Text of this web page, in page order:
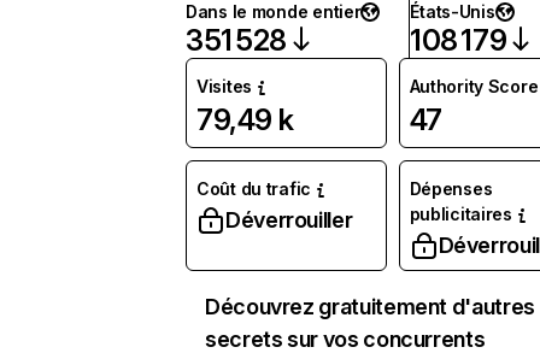
Dans le monde entier
351 528
États-Unis
108 179
Visites
79,49 k
Authority Score
47
Coût du trafic
Déverrouiller
Dépenses
publicitaires
Découvrez gratuitement d'autres
secrets sur vos concurrents